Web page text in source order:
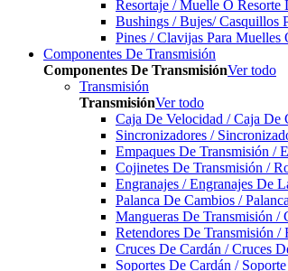
Resortaje / Muelle O Resorte
Bushings / Bujes/ Casquillos
Pines / Clavijas Para Muelles
Componentes De Transmisión
Componentes De TransmisiónVer todo
Transmisión
TransmisiónVer todo
Caja De Velocidad / Caja De
Sincronizadores /
Empaques De Transmisión /
Cojinetes De Transmisión /
Engranajes / Engranajes De
Palanca De Cambios /
Mangueras De Transmisión /
Retendores De Transmisión /
Cruces De Cardán / Cruces
Soportes De Cardán /